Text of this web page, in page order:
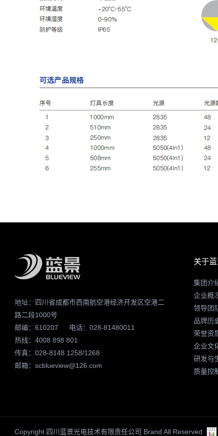
地址：四川省成都市西南航空港经济开发区空港二
路二段1000号
邮编：610207
电话：028-81480011
热线：4008 898 801
传真：028-8148 1258/1268
邮箱：scblueview@126.com
关于
集团介
企业概
领导团
品牌历
荣誉资
企业文
研发与
质量控
Copyright 四川蓝景光电技术有限责任公司 Brand All Reserved